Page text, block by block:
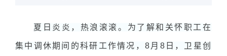
夏日炎炎，热浪滚滚。为了解和关怀职工在
集中调休期间的科研工作情况，8月8日，卫星创